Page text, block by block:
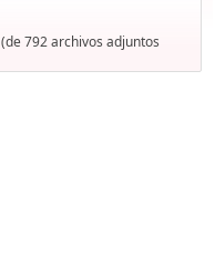
(de 792 archivos adjuntos